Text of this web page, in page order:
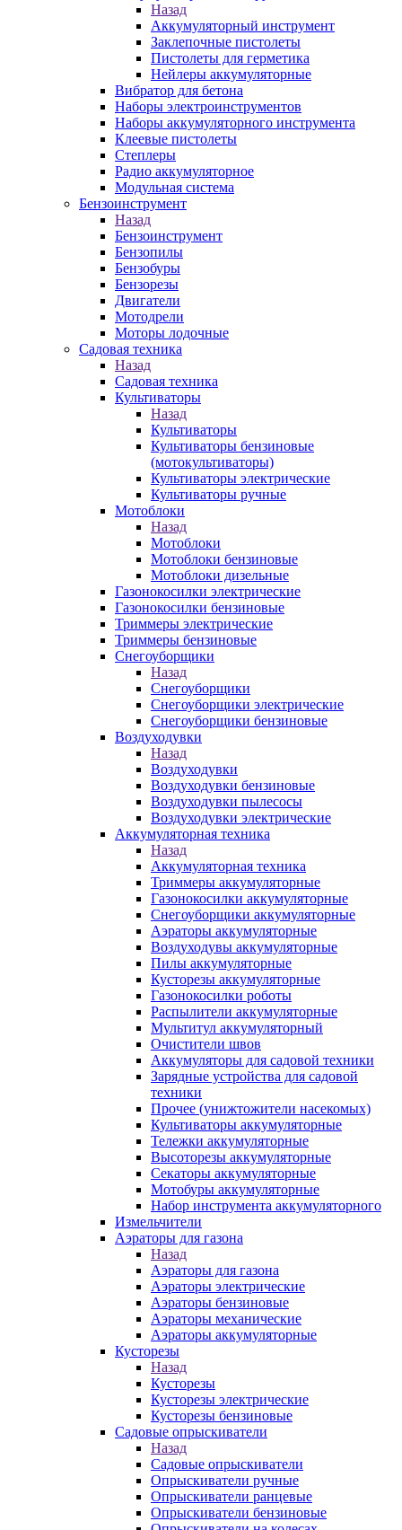
Назад
Аккумуляторный инструмент
Заклепочные пистолеты
Пистолеты для герметика
Нейлеры аккумуляторные
Вибратор для бетона
Наборы электроинструментов
Наборы аккумуляторного инструмента
Клеевые пистолеты
Степлеры
Радио аккумуляторное
Модульная система
Бензоинструмент
Назад
Бензоинструмент
Бензопилы
Бензобуры
Бензорезы
Двигатели
Мотодрели
Моторы лодочные
Садовая техника
Назад
Садовая техника
Культиваторы
Назад
Культиваторы
Культиваторы бензиновые
(мотокультиваторы)
Культиваторы электрические
Культиваторы ручные
Мотоблоки
Назад
Мотоблоки
Мотоблоки бензиновые
Мотоблоки дизельные
Газонокосилки электрические
Газонокосилки бензиновые
Триммеры электрические
Триммеры бензиновые
Снегоуборщики
Назад
Снегоуборщики
Снегоуборщики электрические
Снегоуборщики бензиновые
Воздуходувки
Назад
Воздуходувки
Воздуходувки бензиновые
Воздуходувки пылесосы
Воздуходувки электрические
Аккумуляторная техника
Назад
Аккумуляторная техника
Триммеры аккумуляторные
Газонокосилки аккумуляторные
Снегоуборщики аккумуляторные
Аэраторы аккумуляторные
Воздуходувы аккумуляторные
Пилы аккумуляторные
Кусторезы аккумуляторные
Газонокосилки роботы
Распылители аккумуляторные
Мультитул аккумуляторный
Очистители швов
Аккумуляторы для садовой техники
Зарядные устройства для садовой
техники
Прочее (унижтожители насекомых)
Культиваторы аккумуляторные
Тележки аккумуляторные
Высоторезы аккумуляторные
Секаторы аккумуляторные
Мотобуры аккумуляторные
Набор инструмента аккумуляторного
Измельчители
Аэраторы для газона
Назад
Аэраторы для газона
Аэраторы электрические
Аэраторы бензиновые
Аэраторы механические
Аэраторы аккумуляторные
Кусторезы
Назад
Кусторезы
Кусторезы электрические
Кусторезы бензиновые
Садовые опрыскиватели
Назад
Садовые опрыскиватели
Опрыскиватели ручные
Опрыскиватели ранцевые
Опрыскиватели бензиновые